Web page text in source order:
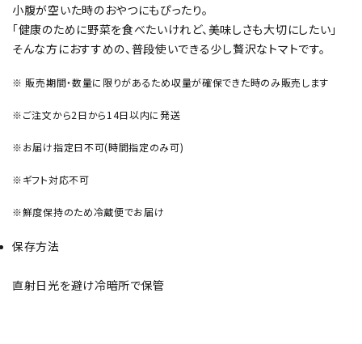
小腹が空いた時のおやつにもぴったり。
「健康のために野菜を食べたいけれど、美味しさも大切にしたい」
そんな方におすすめの、普段使いできる少し贅沢なトマトです。
※ 販売期間・数量に限りがあるため収量が確保できた時のみ販売します
※ご注文から2日から14日以内に発送
※お届け指定日不可(時間指定のみ可)
※ギフト対応不可
※鮮度保持のため冷蔵便でお届け
保存方法
直射日光を避け冷暗所で保管